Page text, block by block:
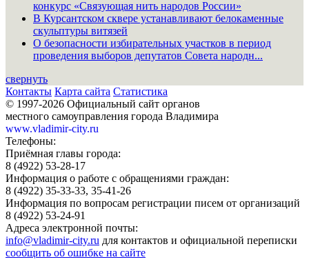
конкурс «Связующая нить народов России»
В Курсантском сквере устанавливают белокаменные
скульптуры витязей
О безопасности избирательных участков в период
проведения выборов депутатов Совета народн...
свернуть
Контакты Карта сайта Статистика
© 1997-2026 Официальный сайт органов
местного самоуправления города Владимира
www.vladimir-city.ru
Телефоны:
Приёмная главы города:
8 (4922) 53-28-17
Информация о работе с обращениями граждан:
8 (4922) 35-33-33, 35-41-26
Информация по вопросам регистрации писем от организаций
8 (4922) 53-24-91
Адреса электронной почты:
info@vladimir-city.ru для контактов и официальной переписки
сообщить об ошибке на сайте